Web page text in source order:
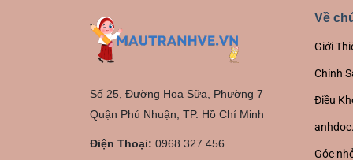
Số 25, Đường Hoa Sữa, Phường 7
Quận Phú Nhuận, TP. Hồ Chí Minh
Điện Thoại: 0968 327 456
Về
Giới
Chính
Điều
Góc